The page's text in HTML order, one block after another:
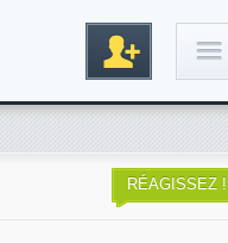
RÉAGISSEZ !